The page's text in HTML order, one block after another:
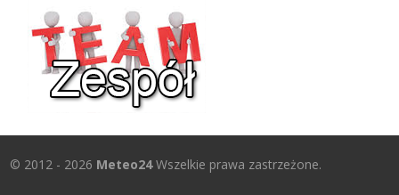
© 2012 - 2026 Meteo24Wszelkie prawa zastrzeżone.